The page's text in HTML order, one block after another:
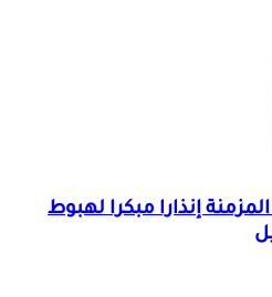
إنذارا مبكرا لهبوط